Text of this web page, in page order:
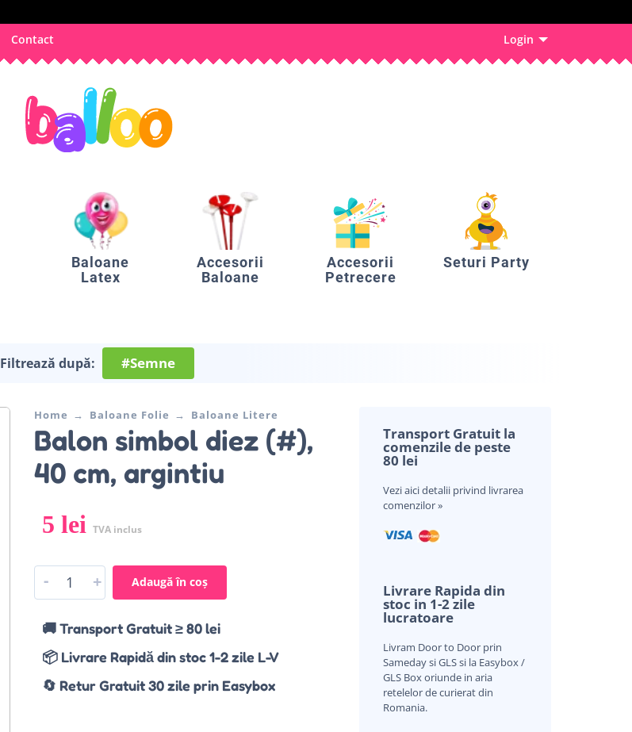
Contact Login
Baloane
Latex
Accesorii
Baloane
Accesorii
Petrecere
Seturi Party
Filtrează după: #Semne
Home Baloane Folie Baloane Litere
Balon simbol diez (#),
40 cm, argintiu
5 lei TVA inclus
- + Adaugă în coș
🚚 Transport Gratuit ≥ 80 lei
📦 Livrare Rapidă din stoc 1-2 zile L-V
🔄 Retur Gratuit 30 zile prin Easybox
Transport Gratuit la
comenzile de peste
80 lei
Vezi aicidetalii privind livrarea
comenzilor »
Livrare Rapida din
stoc in 1-2 zile
lucratoare
Livram Door to Door prin
Sameday si GLS si la Easybox /
GLS Box oriunde in aria
retelelor de curierat din
Romania.